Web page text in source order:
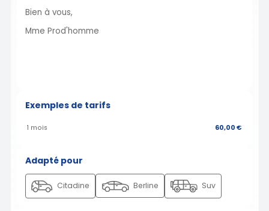
Bien à vous,
Mme Prod'homme
Exemples de tarifs
1 mois 60,00 €
Adapté pour
Citadine Berline Suv